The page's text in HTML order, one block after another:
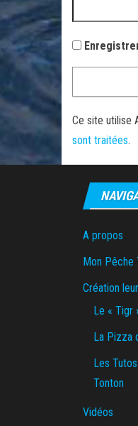
Ce site utilise
sont traitées.
A propos
Mon Pêche
Création
Le « Tigr
La Pizza
Les
Tonton
Vidéos